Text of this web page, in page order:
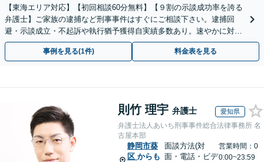
【東海エリア対応】【初回相談60分無料】【９割の示談成功率を誇る
弁護士】ご家族の逮捕など刑事事件はすぐにご相談下さい。逮捕回
避・示談成立・不起訴や執行猶予獲得自実績多数あり。速やかに対応
し最善の解決を目指します。【当日・夜間や土日祝対応可】
事例を見る(1件) 料金表を見る
則竹 理宇 弁護士 愛知県
弁護士法人あいち刑事事件総合法律事務所 名
古屋本部
静岡市葵
区 からも
面談方法(対
面・電話・ビデ
営業時間：0
0:00~23:59